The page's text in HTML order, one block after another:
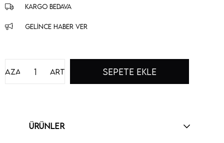
KARGO BEDAVA
GELINCE HABER VER
Artır
Azalt
ÜRÜNLER